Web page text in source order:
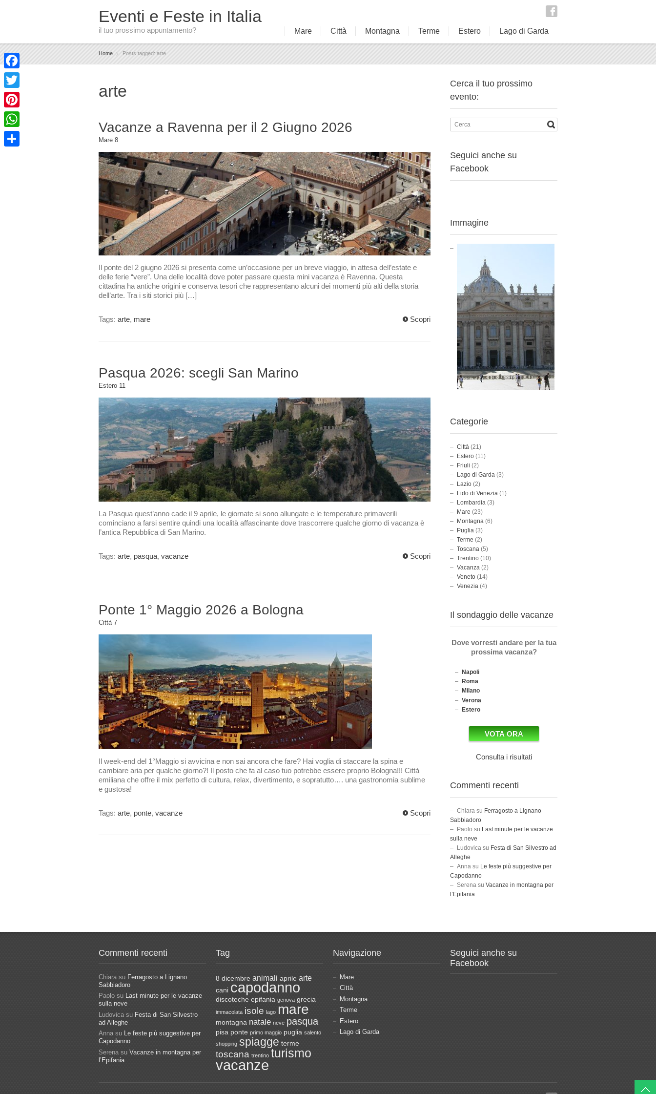
Eventi e Feste in Italia
il tuo prossimo appuntamento? Mare Città Montagna Terme Estero Lago di Garda
Home Posts tagged: arte
arte
Vacanze a Ravenna per il 2 Giugno 2026
Mare 8
Il ponte del 2 giugno 2026 si presenta come un’occasione per un breve viaggio, in attesa dell’estate e
delle ferie “vere”. Una delle località dove poter passare questa mini vacanza è Ravenna. Questa
cittadina ha antiche origini e conserva tesori che rappresentano alcuni dei momenti più alti della storia
dell’arte. Tra i siti storici più […]
Tags: arte, mare Scopri
Pasqua 2026: scegli San Marino
Estero 11
La Pasqua quest’anno cade il 9 aprile, le giornate si sono allungate e le temperature primaverili
cominciano a farsi sentire quindi una località affascinante dove trascorrere qualche giorno di vacanza è
l’antica Repubblica di San Marino.
Tags: arte, pasqua, vacanze Scopri
Ponte 1° Maggio 2026 a Bologna
Città 7
Il week-end del 1°Maggio si avvicina e non sai ancora che fare? Hai voglia di staccare la spina e
cambiare aria per qualche giorno?! Il posto che fa al caso tuo potrebbe essere proprio Bologna!!! Città
emiliana che offre il mix perfetto di cultura, relax, divertimento, e sopratutto…. una gastronomia sublime
e gustosa!
Tags: arte, ponte, vacanze Scopri
Cerca il tuo prossimo
evento:
Seguici anche su
Facebook
Immagine
Categorie
Città (21)
Estero (11)
Friuli (2)
Lago di Garda (3)
Lazio (2)
Lido di Venezia (1)
Lombardia (3)
Mare (23)
Montagna (6)
Puglia (3)
Terme (2)
Toscana (5)
Trentino (10)
Vacanza (2)
Veneto (14)
Venezia (4)
Il sondaggio delle vacanze
Dove vorresti andare per la tua
prossima vacanza?
Napoli
Roma
Milano
Verona
Estero
Consulta i risultati
Commenti recenti
Chiara su Ferragosto a Lignano
Sabbiadoro
Paolo su Last minute per le vacanze
sulla neve
Ludovica su Festa di San Silvestro ad
Alleghe
Anna su Le feste più suggestive per
Capodanno
Serena su Vacanze in montagna per
l’Epifania
Top
Commenti recenti
Chiara su Ferragosto a Lignano
Sabbiadoro
Paolo su Last minute per le vacanze
sulla neve
Ludovica su Festa di San Silvestro
ad Alleghe
Anna su Le feste più suggestive per
Capodanno
Serena su Vacanze in montagna per
l’Epifania
Tag
8 dicembre animali aprile arte
cani capodanno
discoteche epifania genova grecia
immacolata isole lago mare
montagna natale neve pasqua
pisa ponte primo maggio puglia salento
shopping spiagge terme
toscana trentino turismo
vacanze
Navigazione
Mare
Città
Montagna
Terme
Estero
Lago di Garda
Seguici anche su
Facebook
Facebook
Twitter
Pinterest
WhatsApp